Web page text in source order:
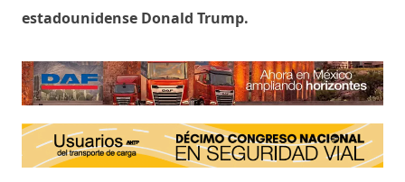
estadounidense Donald Trump.